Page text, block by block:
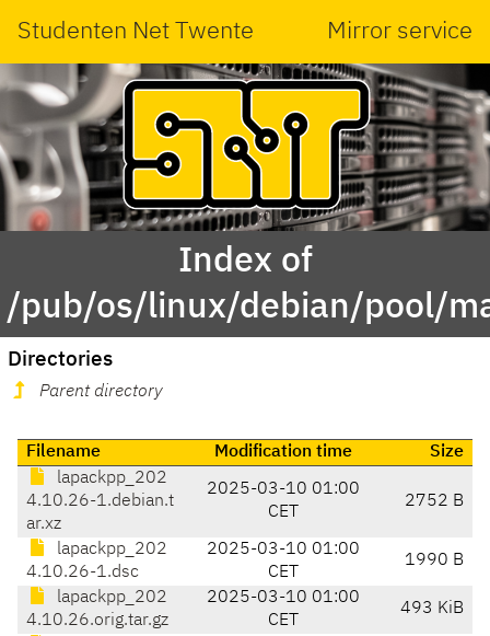
Studenten Net Twente Mirror service
Index of
/pub/os/linux/debian/pool/
Directories
Parent directory
Filename Modification time
Size
lapackpp_202
4.10.26-1.debian.t
ar.xz
2025-03-10 01:00
CET
2752 B
lapackpp_202
4.10.26-1.dsc
2025-03-10 01:00
CET
1990 B
lapackpp_202
4.10.26.orig.tar.gz
2025-03-10 01:00
CET
493 KiB